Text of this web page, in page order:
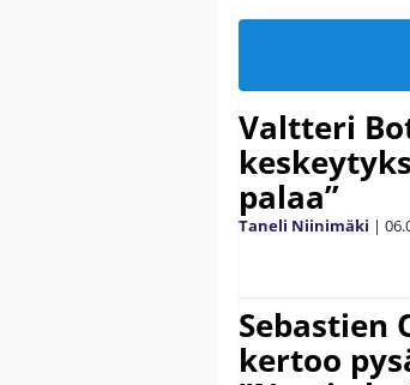
Valtteri
palaa”
Taneli Niinimäki |
Sebastien
kertoo